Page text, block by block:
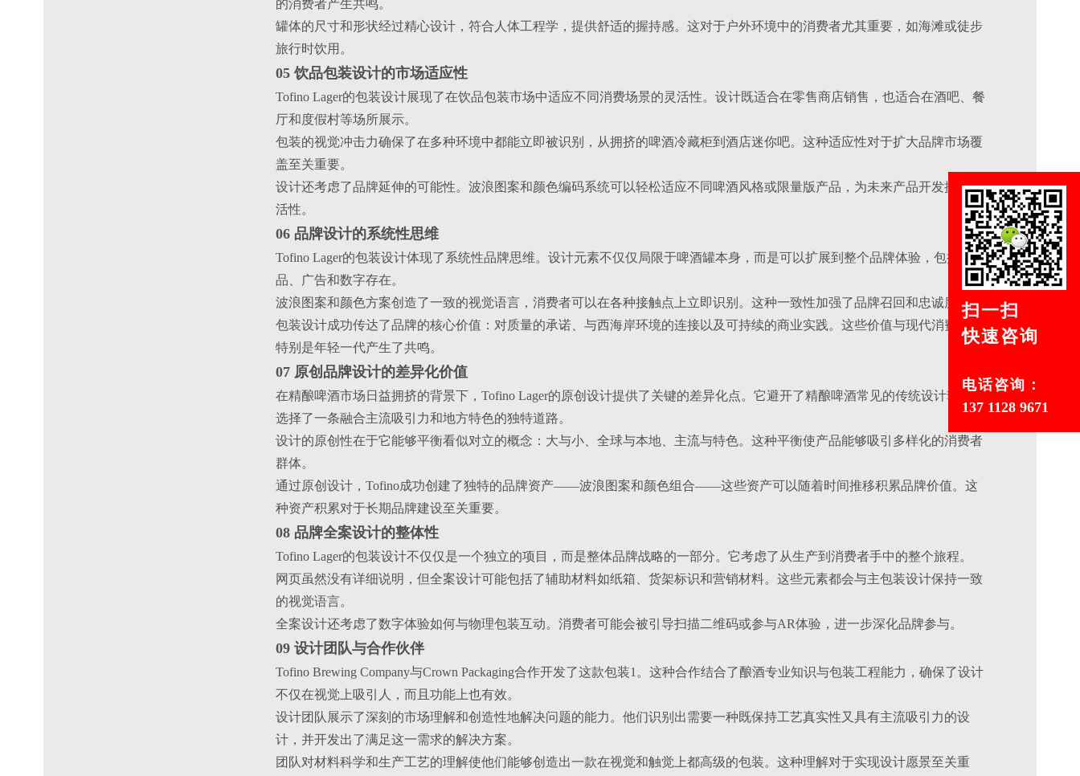
的消费者产生共鸣。
罐体的尺寸和形状经过精心设计，符合人体工程学，提供舒适的握持感。这对于户外环境中的消费者尤其重要，如海滩或徒步
旅行时饮用。
05 饮品包装设计的市场适应性
Tofino Lager的包装设计展现了在饮品包装市场中适应不同消费场景的灵活性。设计既适合在零售商店销售，也适合在酒吧、餐
厅和度假村等场所展示。
包装的视觉冲击力确保了在多种环境中都能立即被识别，从拥挤的啤酒冷藏柜到酒店迷你吧。这种适应性对于扩大品牌市场覆
盖至关重要。
设计还考虑了品牌延伸的可能性。波浪图案和颜色编码系统可以轻松适应不同啤酒风格或限量版产品，为未来产品开发提供灵
活性。
06 品牌设计的系统性思维
Tofino Lager的包装设计体现了系统性品牌思维。设计元素不仅仅局限于啤酒罐本身，而是可以扩展到整个品牌体验，包括商
品、广告和数字存在。
波浪图案和颜色方案创造了一致的视觉语言，消费者可以在各种接触点上立即识别。这种一致性加强了品牌召回和忠诚度。
包装设计成功传达了品牌的核心价值：对质量的承诺、与西海岸环境的连接以及可持续的商业实践。这些价值与现代消费者，
特别是年轻一代产生了共鸣。
07 原创品牌设计的差异化价值
在精酿啤酒市场日益拥挤的背景下，Tofino Lager的原创设计提供了关键的差异化点。它避开了精酿啤酒常见的传统设计套路，
选择了一条融合主流吸引力和地方特色的独特道路。
设计的原创性在于它能够平衡看似对立的概念：大与小、全球与本地、主流与特色。这种平衡使产品能够吸引多样化的消费者
群体。
通过原创设计，Tofino成功创建了独特的品牌资产——波浪图案和颜色组合——这些资产可以随着时间推移积累品牌价值。这
种资产积累对于长期品牌建设至关重要。
08 品牌全案设计的整体性
Tofino Lager的包装设计不仅仅是一个独立的项目，而是整体品牌战略的一部分。它考虑了从生产到消费者手中的整个旅程。
网页虽然没有详细说明，但全案设计可能包括了辅助材料如纸箱、货架标识和营销材料。这些元素都会与主包装设计保持一致
的视觉语言。
全案设计还考虑了数字体验如何与物理包装互动。消费者可能会被引导扫描二维码或参与AR体验，进一步深化品牌参与。
09 设计团队与合作伙伴
Tofino Brewing Company与Crown Packaging合作开发了这款包装1。这种合作结合了酿酒专业知识与包装工程能力，确保了设计
不仅在视觉上吸引人，而且功能上也有效。
设计团队展示了深刻的市场理解和创造性地解决问题的能力。他们识别出需要一种既保持工艺真实性又具有主流吸引力的设
计，并开发出了满足这一需求的解决方案。
团队对材料科学和生产工艺的理解使他们能够创造出一款在视觉和触觉上都高级的包装。这种理解对于实现设计愿景至关重
扫一扫
快速咨询
电话咨询：
137 1128 9671